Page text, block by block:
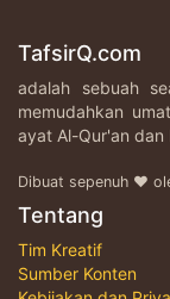
TafsirQ.com
adalah sebuah
memudahkan
ayat Al-Qur'an dan
Dibuat sepenuh ♥
Tentang
Tim Kreatif
Sumber Konten